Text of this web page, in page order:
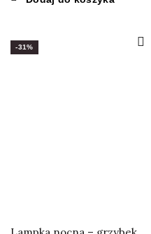
wynosiła:wynosi:
wiele
-31%